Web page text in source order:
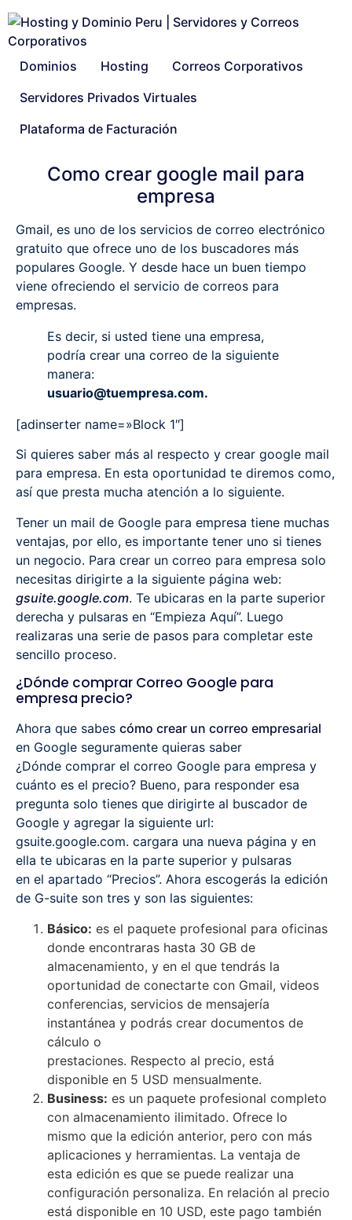
Dominios Hosting
Correos Corporativos
Servidores Privados Virtuales
Plataforma de Facturación
Como crear google mail para
empresa
Gmail, es uno de los servicios de correo electrónico
gratuito que ofrece uno de los buscadores más
populares Google. Y desde hace un buen tiempo
viene ofreciendo el servicio de correos para
empresas.
Es decir, si usted tiene una empresa,
podría crear una correo de la siguiente
manera:
usuario@tuempresa.com.
[adinserter name=»Block 1″]
Si quieres saber más al respecto y crear google mail
para empresa. En esta oportunidad te diremos como,
así que presta mucha atención a lo siguiente.
Tener un mail de Google para empresa tiene muchas
ventajas, por ello, es importante tener uno si tienes
un negocio. Para crear un correo para empresa solo
necesitas dirigirte a la siguiente página web:
gsuite.google.com. Te ubicaras en la parte superior
derecha y pulsaras en “Empieza Aquí”. Luego
realizaras una serie de pasos para completar este
sencillo proceso.
¿Dónde comprar Correo Google para
empresa precio?
Ahora que sabes cómo crear un correo empresarial
en Google seguramente quieras saber
¿Dónde comprar el correo Google para empresa y
cuánto es el precio? Bueno, para responder esa
pregunta solo tienes que dirigirte al buscador de
Google y agregar la siguiente url:
gsuite.google.com. cargara una nueva página y en
ella te ubicaras en la parte superior y pulsaras
en el apartado “Precios”. Ahora escogerás la edición
de G-suite son tres y son las siguientes:
Básico: es el paquete profesional para oficinas
donde encontraras hasta 30 GB de
almacenamiento, y en el que tendrás la
oportunidad de conectarte con Gmail, videos
conferencias, servicios de mensajería
instantánea y podrás crear documentos de
cálculo o
prestaciones. Respecto al precio, está
disponible en 5 USD mensualmente.
Business: es un paquete profesional completo
con almacenamiento ilimitado. Ofrece lo
mismo que la edición anterior, pero con más
aplicaciones y herramientas. La ventaja de
esta edición es que se puede realizar una
configuración personaliza. En relación al precio
está disponible en 10 USD, este pago también